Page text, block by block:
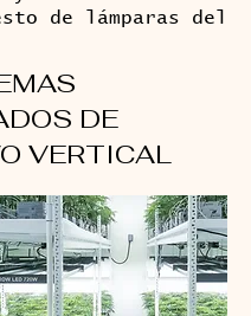
de lámparas del
DE
VERTICAL